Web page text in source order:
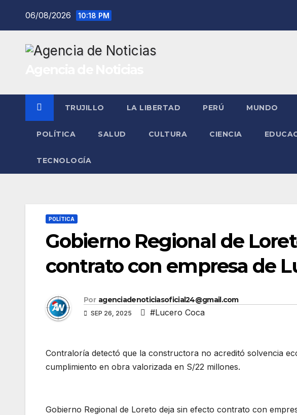
06/08/2026 10:18 PM
TRUJILLO LA LIBERTAD PERÚ MUNDO
POLÍTICA SALUD CULTURA CIENCIA
TECNOLOGÍA
POLÍTICA
Gobierno Regional de
contrato con empresa de
Por agenciadenoticiasoficial24@gmail.com
SEP 26, 2025 #Lucero Coca
Contraloría detectó que la constructora no acreditó solvencia
cumplimiento en obra valorizada en S/22 millones.
Gobierno Regional de Loreto deja sin efecto contrato con